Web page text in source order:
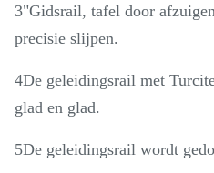
3"Gidsrail, tafel door
precisie slijpen.
4De geleidingsrail met
glad en glad.
5De geleidingsrail wordt